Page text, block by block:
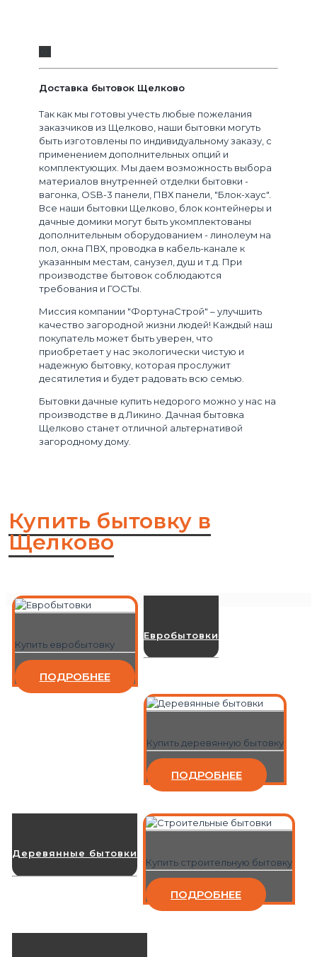
Доставка бытовок Щелково
Так как мы готовы учесть любые пожелания
заказчиков из Щелково, наши бытовки могуть
быть изготовлены по индивидуальному заказу, с
применением дополнительных опций и
комплектующих. Мы даем возможность выбора
материалов внутренней отделки бытовки -
вагонка, OSB-3 панели, ПВХ панели, "Блок-хаус".
Все наши бытовки Щелково, блок контейнеры и
дачные домики могут быть укомплектованы
дополнительным оборудованием - линолеум на
пол, окна ПВХ, проводка в кабель-канале к
указанным местам, санузел, душ и т.д. При
производстве бытовок соблюдаются
требования и ГОСТы.
Миссия компании "ФортунаСтрой" – улучшить
качество загородной жизни людей! Каждый наш
покупатель может быть уверен, что
приобретает у нас экологически чистую и
надежную бытовку, которая прослужит
десятилетия и будет радовать всю семью.
Бытовки дачные купить недорого можно у нас на
производстве в д.Ликино. Дачная бытовка
Щелково станет отличной альтернативой
загородному дому.
Купить бытовку в
Щелково
Купить евробытовку
ПОДРОБНЕЕ
Евробытовки
Купить деревянную бытовку
ПОДРОБНЕЕ
Деревянные бытовки
Купить строительную бытовку
ПОДРОБНЕЕ